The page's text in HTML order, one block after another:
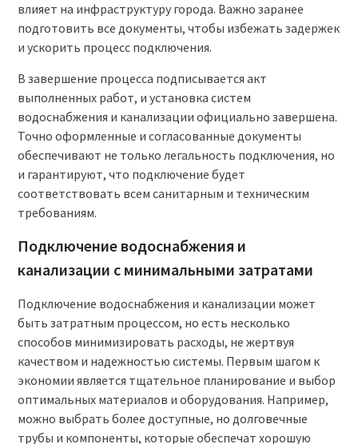
влияет на инфраструктуру города. Важно заранее
подготовить все документы, чтобы избежать задержек
и ускорить процесс подключения.
В завершение процесса подписывается акт
выполненных работ, и установка систем
водоснабжения и канализации официально завершена.
Точно оформленные и согласованные документы
обеспечивают не только легальность подключения, но
и гарантируют, что подключение будет
соответствовать всем санитарным и техническим
требованиям.
Подключение водоснабжения и
канализации с минимальными затратами
Подключение водоснабжения и канализации может
быть затратным процессом, но есть несколько
способов минимизировать расходы, не жертвуя
качеством и надежностью системы. Первым шагом к
экономии является тщательное планирование и выбор
оптимальных материалов и оборудования. Например,
можно выбрать более доступные, но долговечные
трубы и компоненты, которые обеспечат хорошую